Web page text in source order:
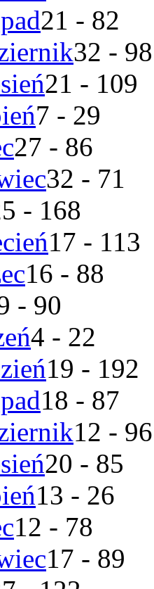
21 - 82
32 - 98
21 - 109
7 - 29
27 - 86
32 - 71
- 168
17 - 113
16 - 88
- 90
4 - 22
19 - 192
18 - 87
12 - 96
20 - 85
13 - 26
12 - 78
17 - 89